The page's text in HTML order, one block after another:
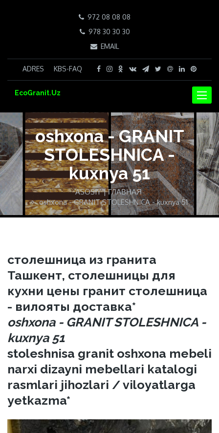
972 08 08 08
978 30 30 30
EMAIL
ADRES KBS-FAQ
EcoGranit.Uz
oshxona - GRANIT
STOLESHNICA -
kuxnya 51
ASOSIY | ГЛАВНАЯ
oshxona - GRANIT STOLESHNICA - kuxnya 51
столешница из гранита
Ташкент, столешницы для
кухни цены гранит столешница
- вилояты доставка*
oshxona - GRANIT STOLESHNICA -
kuxnya 51
stoleshnisa granit oshxona mebeli
narxi dizayni mebellari katalogi
rasmlari jihozlari / viloyatlarga
yetkazma*